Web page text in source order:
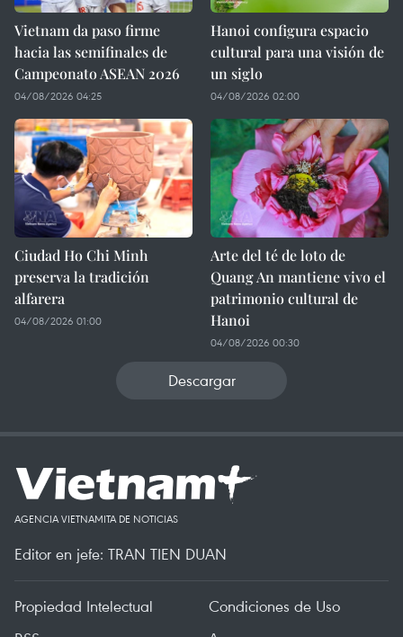
Vietnam da paso firme
hacia las semifinales de
Campeonato ASEAN 2026
04/08/2026 04:25
Hanoi configura espacio
cultural para una visión de
un siglo
04/08/2026 02:00
Ciudad Ho Chi Minh
preserva la tradición
alfarera
04/08/2026 01:00
Arte del té de loto de
Quang An mantiene vivo el
patrimonio cultural de
Hanoi
04/08/2026 00:30
Descargar
AGENCIA VIETNAMITA DE NOTICIAS
Editor en jefe: TRAN TIEN DUAN
Propiedad Intelectual
Condiciones de Uso